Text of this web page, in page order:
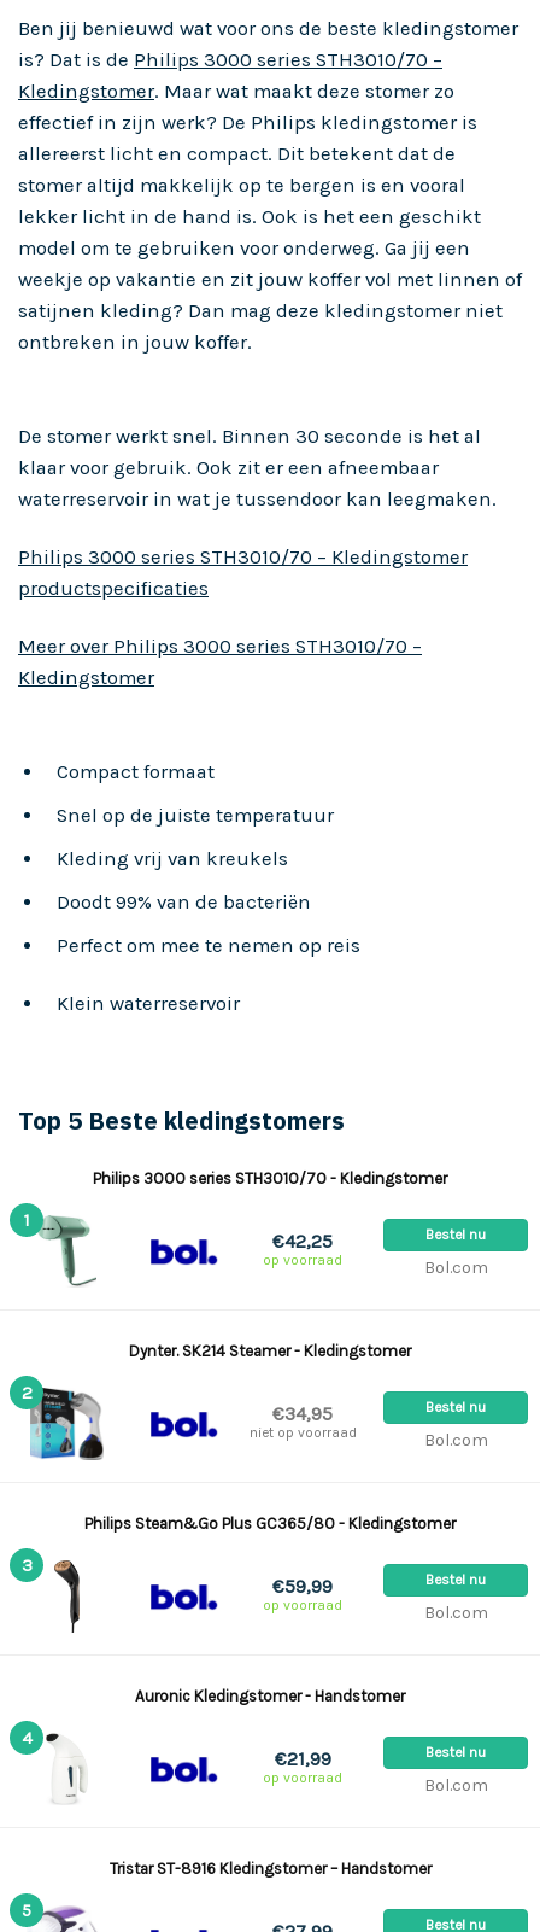
Ben jij benieuwd wat voor ons de beste kledingstomer
is? Dat is de Philips 3000 series STH3010/70 –
Kledingstomer. Maar wat maakt deze stomer zo
effectief in zijn werk? De Philips kledingstomer is
allereerst licht en compact. Dit betekent dat de
stomer altijd makkelijk op te bergen is en vooral
lekker licht in de hand is. Ook is het een geschikt
model om te gebruiken voor onderweg. Ga jij een
weekje op vakantie en zit jouw koffer vol met linnen of
satijnen kleding? Dan mag deze kledingstomer niet
ontbreken in jouw koffer.
De stomer werkt snel. Binnen 30 seconde is het al
klaar voor gebruik. Ook zit er een afneembaar
waterreservoir in wat je tussendoor kan leegmaken.
Philips 3000 series STH3010/70 – Kledingstomer
productspecificaties
Meer over Philips 3000 series STH3010/70 –
Kledingstomer
Compact formaat
Snel op de juiste temperatuur
Kleding vrij van kreukels
Doodt 99% van de bacteriën
Perfect om mee te nemen op reis
Klein waterreservoir
Top 5 Beste kledingstomers
Philips 3000 series STH3010/70 - Kledingstomer
1
€42,25
op voorraad
Bestel nu
Bol.com
Dynter. SK214 Steamer - Kledingstomer
2
€34,95
niet op voorraad
Bestel nu
Bol.com
Philips Steam&Go Plus GC365/80 - Kledingstomer
3
€59,99
op voorraad
Bestel nu
Bol.com
Auronic Kledingstomer - Handstomer
4
€21,99
op voorraad
Bestel nu
Bol.com
Tristar ST-8916 Kledingstomer – Handstomer
5
Bestel nu